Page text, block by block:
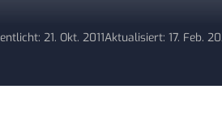
21. Okt. 2011Aktualisiert: 17. Feb.